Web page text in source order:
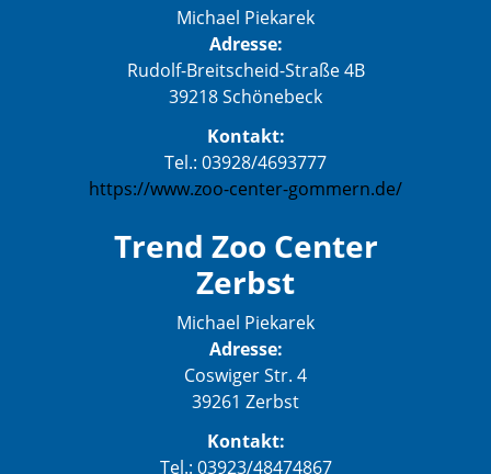
Michael Piekarek
Adresse:
Rudolf-Breitscheid-Straße 4B
39218 Schönebeck
Kontakt:
Tel.: 03928/4693777
https://www.zoo-center-gommern.de/
Trend Zoo Center
Zerbst
Michael Piekarek
Adresse:
Coswiger Str. 4
39261 Zerbst
Kontakt:
Tel.: 03923/48474867